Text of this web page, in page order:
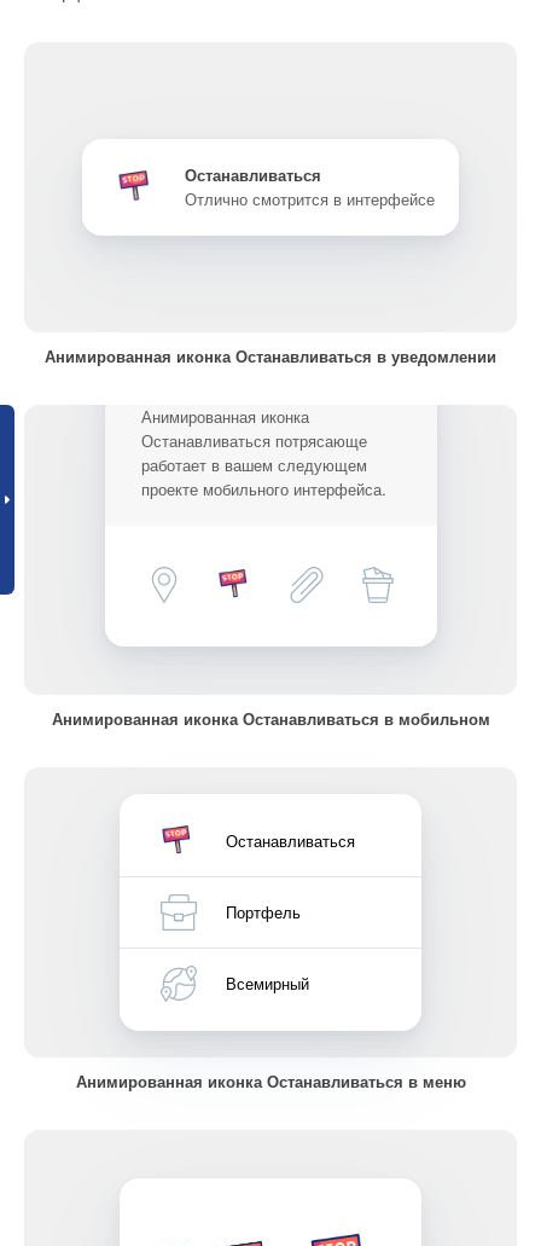
Останавливаться
Отлично смотрится в интерфейсе
Анимированная иконка Останавливаться в уведомлении
Анимированная иконка
Останавливаться потрясающе
работает в вашем следующем
проекте мобильного интерфейса.
Анимированная иконка Останавливаться в мобильном
Останавливаться
Портфель
Всемирный
Анимированная иконка Останавливаться в меню